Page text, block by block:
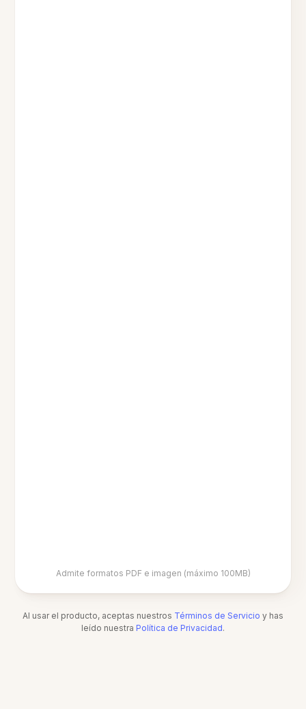
Admite formatos PDF e imagen (máximo 100MB)
Al usar el producto, aceptas nuestros Términos de Servicio y has
leído nuestra Política de Privacidad.